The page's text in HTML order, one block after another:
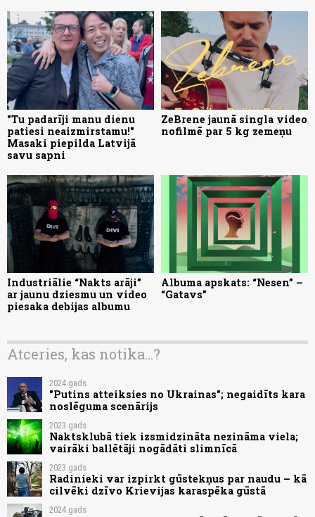
"Tu padarīji manu dienu
patiesi neaizmirstamu!"
Masaki piepilda Latvijā
savu sapni
ZeBrene jaunā singla video
nofilmē par 5 kg zemeņu
Industriālie “Nakts arāji”
ar jaunu dziesmu un video
piesaka debijas albumu
Albuma apskats: “Nesen” –
“Gatavs”
Atceries, kas notika...?
2024.gads
"Putins atteiksies no Ukrainas"; negaidīts kara
noslēguma scenārijs
2023.gads
Naktsklubā tiek izsmidzināta nezināma viela;
vairāki ballētāji nogādāti slimnīcā
2023.gads
Radinieki var izpirkt gūstekņus par naudu – kā
cilvēki dzīvo Krievijas karaspēka gūstā
2024.gads